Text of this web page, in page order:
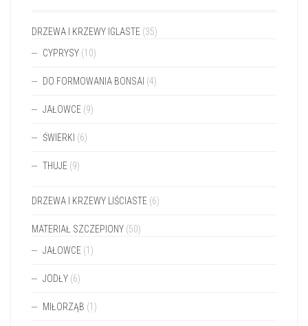
DRZEWA I KRZEWY IGLASTE (35)
CYPRYSY (10)
DO FORMOWANIA BONSAI (4)
JAŁOWCE (9)
ŚWIERKI (6)
THUJE (9)
DRZEWA I KRZEWY LIŚCIASTE (6)
MATERIAŁ SZCZEPIONY (50)
JAŁOWCE (1)
JODŁY (6)
MIŁORZĄB (1)